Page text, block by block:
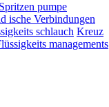
Spritzen pumpe
ische Verbindungen
schlauch Kreuz
managements